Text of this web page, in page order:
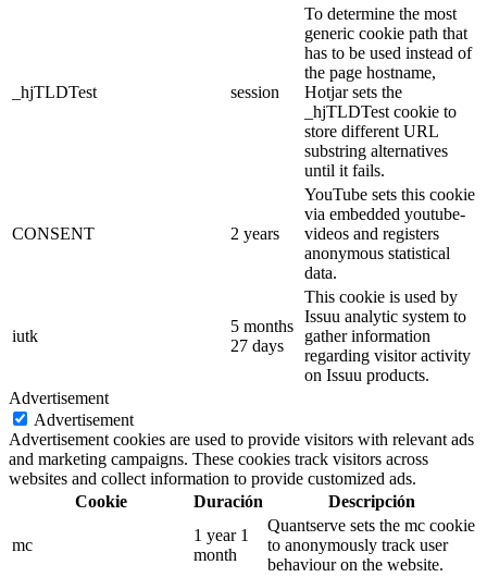
_hjTLDTest session
To determine the most
generic cookie path that
has to be used instead of
the page hostname,
Hotjar sets the
_hjTLDTest cookie to
store different URL
substring alternatives
until it fails.
CONSENT 2 years
YouTube sets this cookie
via embedded youtube-
videos and registers
anonymous statistical
data.
iutk
5 months
27 days
This cookie is used by
Issuu analytic system to
gather information
regarding visitor activity
on Issuu products.
Advertisement
Advertisement
Advertisement cookies are used to provide visitors with relevant ads
and marketing campaigns. These cookies track visitors across
websites and collect information to provide customized ads.
Cookie
Duración Descripción
mc
1 year 1
month
Quantserve sets the mc cookie
to anonymously track user
behaviour on the website.